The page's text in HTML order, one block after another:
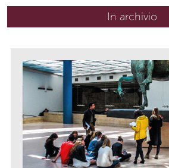
In archivio